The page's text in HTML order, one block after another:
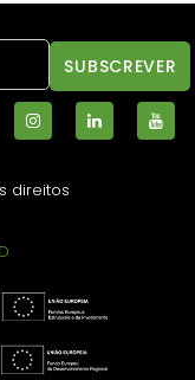
direitos